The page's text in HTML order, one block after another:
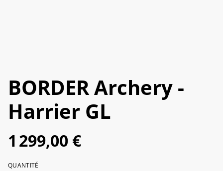
BORDER Archery -
Harrier GL
1 299,00 €
QUANTITÉ